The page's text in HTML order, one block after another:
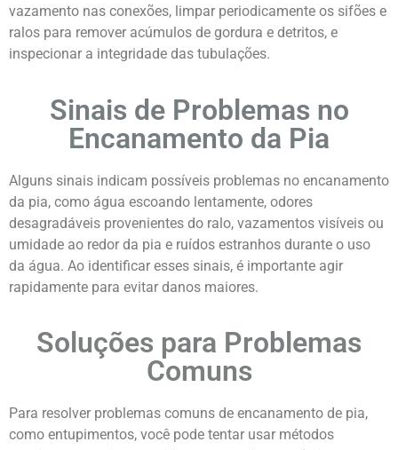
vazamento nas conexões, limpar periodicamente os sifões e
ralos para remover acúmulos de gordura e detritos, e
inspecionar a integridade das tubulações.
Sinais de Problemas no
Encanamento da Pia
Alguns sinais indicam possíveis problemas no encanamento
da pia, como água escoando lentamente, odores
desagradáveis provenientes do ralo, vazamentos visíveis ou
umidade ao redor da pia e ruídos estranhos durante o uso
da água. Ao identificar esses sinais, é importante agir
rapidamente para evitar danos maiores.
Soluções para Problemas
Comuns
Para resolver problemas comuns de encanamento de pia,
como entupimentos, você pode tentar usar métodos